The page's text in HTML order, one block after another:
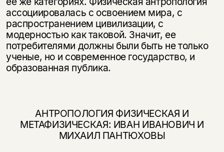
ассоциировалась с освоением мира, с
распространением цивилизации, с
модерностью как та­ковой. Значит, ее
потребителями должны были быть не только
ученые, но и современное государство, и
образованная публика.
АНТРОПОЛОГИЯ ФИЗИЧЕСКАЯ И
МЕТАФИЗИЧЕСКАЯ: ИВАН ИВАНОВИЧ И
МИХАИЛ ПАНТЮХОВЫ